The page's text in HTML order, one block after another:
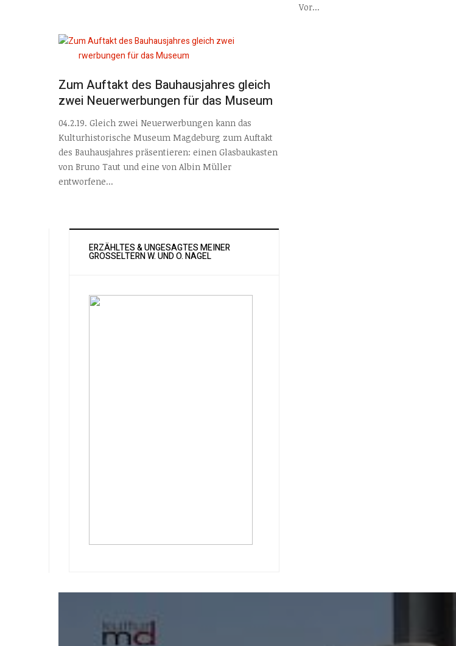
Vor...
Zum Auftakt des Bauhausjahres gleich
zwei Neuerwerbungen für das Museum
04.2.19. Gleich zwei Neuerwerbungen kann das
Kulturhistorische Museum Magdeburg zum Auftakt
des Bauhausjahres präsentieren: einen Glasbaukasten
von Bruno Taut und eine von Albin Müller
entworfene...
ERZÄHLTES & UNGESAGTES MEINER
GROSSELTERN W. UND O. NAGEL